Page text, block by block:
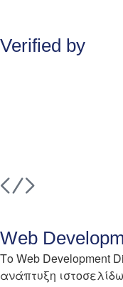
Verified by
Web
Το Web Development
ανάπτυξη